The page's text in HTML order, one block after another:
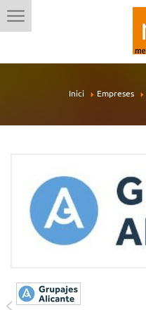
Inici Empreses